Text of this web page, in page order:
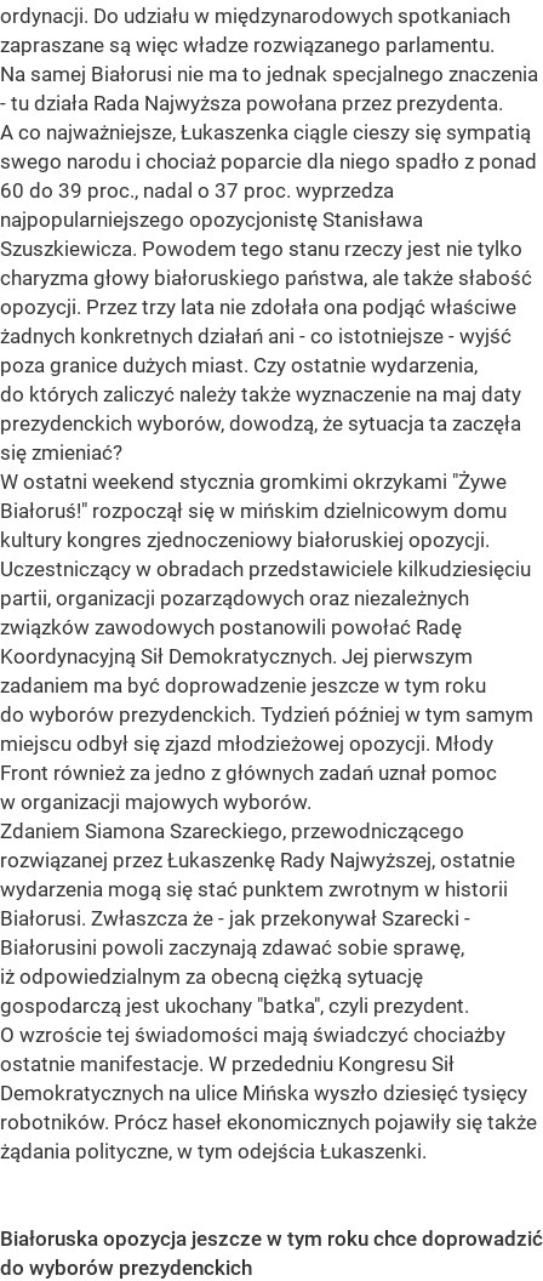
ordynacji. Do udziału w międzynarodowych spotkaniach
zapraszane są więc władze rozwiązanego parlamentu.
Na samej Białorusi nie ma to jednak specjalnego znaczenia
- tu działa Rada Najwyższa powołana przez prezydenta.
A co najważniejsze, Łukaszenka ciągle cieszy się sympatią
swego narodu i chociaż poparcie dla niego spadło z ponad
60 do 39 proc., nadal o 37 proc. wyprzedza
najpopularniejszego opozycjonistę Stanisława
Szuszkiewicza. Powodem tego stanu rzeczy jest nie tylko
charyzma głowy białoruskiego państwa, ale także słabość
opozycji. Przez trzy lata nie zdołała ona podjąć właściwe
żadnych konkretnych działań ani - co istotniejsze - wyjść
poza granice dużych miast. Czy ostatnie wydarzenia,
do których zaliczyć należy także wyznaczenie na maj daty
prezydenckich wyborów, dowodzą, że sytuacja ta zaczęła
się zmieniać?
W ostatni weekend stycznia gromkimi okrzykami "Żywe
Białoruś!" rozpoczął się w mińskim dzielnicowym domu
kultury kongres zjednoczeniowy białoruskiej opozycji.
Uczestniczący w obradach przedstawiciele kilkudziesięciu
partii, organizacji pozarządowych oraz niezależnych
związków zawodowych postanowili powołać Radę
Koordynacyjną Sił Demokratycznych. Jej pierwszym
zadaniem ma być doprowadzenie jeszcze w tym roku
do wyborów prezydenckich. Tydzień później w tym samym
miejscu odbył się zjazd młodzieżowej opozycji. Młody
Front również za jedno z głównych zadań uznał pomoc
w organizacji majowych wyborów.
Zdaniem Siamona Szareckiego, przewodniczącego
rozwiązanej przez Łukaszenkę Rady Najwyższej, ostatnie
wydarzenia mogą się stać punktem zwrotnym w historii
Białorusi. Zwłaszcza że - jak przekonywał Szarecki -
Białorusini powoli zaczynają zdawać sobie sprawę,
iż odpowiedzialnym za obecną ciężką sytuację
gospodarczą jest ukochany "batka", czyli prezydent.
O wzroście tej świadomości mają świadczyć chociażby
ostatnie manifestacje. W przededniu Kongresu Sił
Demokratycznych na ulice Mińska wyszło dziesięć tysięcy
robotników. Prócz haseł ekonomicznych pojawiły się także
żądania polityczne, w tym odejścia Łukaszenki.
Białoruska opozycja jeszcze w tym roku chce doprowadzić
do wyborów prezydenckich